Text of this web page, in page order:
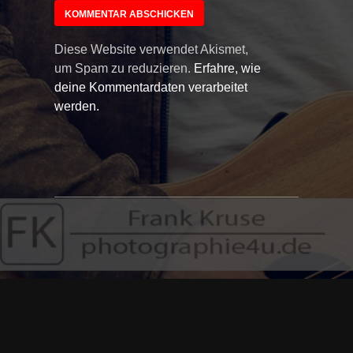
Diese Website verwendet Akismet,
um Spam zu reduzieren. Erfahre, wie
deine Kommentardaten verarbeitet
werden.